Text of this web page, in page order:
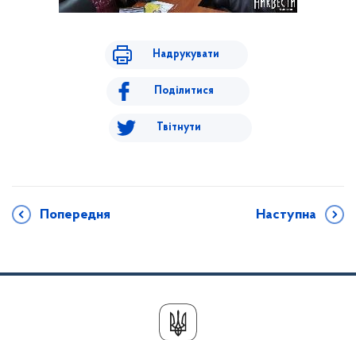
Надрукувати
Поділитися
Твітнути
Попередня Наступна